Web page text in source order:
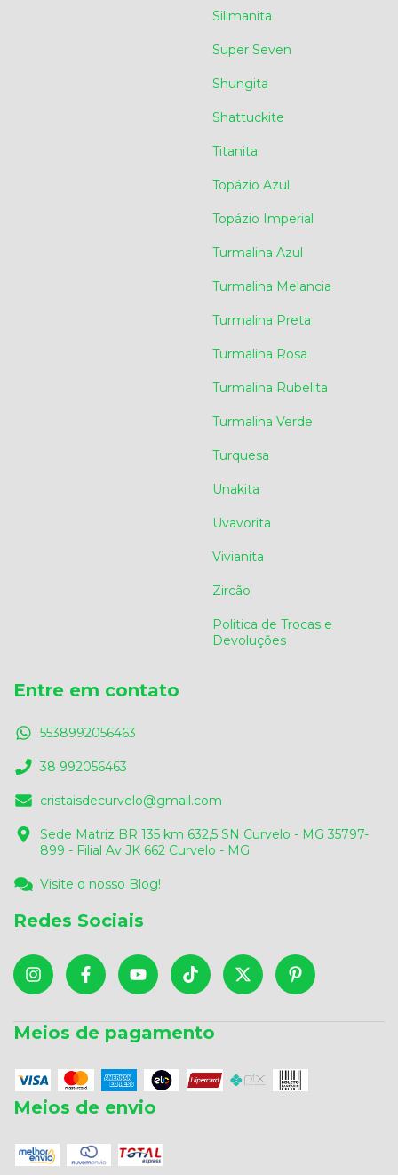
Silimanita
Super Seven
Shungita
Shattuckite
Titanita
Topázio Azul
Topázio Imperial
Turmalina Azul
Turmalina Melancia
Turmalina Preta
Turmalina Rosa
Turmalina Rubelita
Turmalina Verde
Turquesa
Unakita
Uvavorita
Vivianita
Zircão
Politica de Trocas e
Devoluções
Entre em contato
5538992056463
38 992056463
cristaisdecurvelo@gmail.com
Sede Matriz BR 135 km 632,5 SN Curvelo - MG 35797-
899 - Filial Av.JK 662 Curvelo - MG
Visite o nosso Blog!
Redes Sociais
Meios de pagamento
Meios de envio